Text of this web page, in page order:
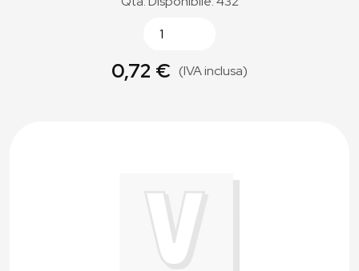
0,72 € (IVA inclusa)